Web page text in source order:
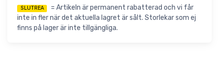
SLUTREA
= Artikeln är permanent rabatterad och vi får
inte in fler när det aktuella lagret är sålt. Storlekar som ej
finns på lager är inte tillgängliga.